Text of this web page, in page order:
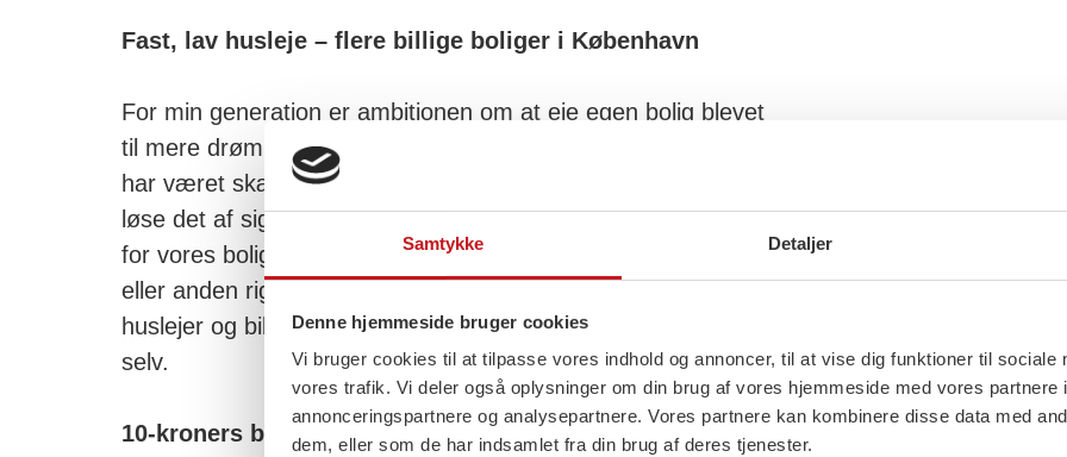
Samtykke Detaljer
Denne hjemmeside bruger cookies
Vi bruger cookies til at tilpasse vores indhold og annoncer, til at vise dig funktioner til sociale
vores trafik. Vi deler også oplysninger om din brug af vores hjemmeside med vores partnere
annonceringspartnere og analysepartnere. Vores partnere kan kombinere disse data med
dem, eller som de har indsamlet fra din brug af deres tjenester.
Fast, lav husleje – flere billige boliger i København
For min generation er ambitionen om at eje egen bolig blevet
til mere drøm end ambition. Det københavnske boligmarked
har været skævt i mange år nu. Markedet kommer ikke til at
løse det af sig selv. Vi skal smide kapitalfondene ud af byen,
for vores boliger er først og fremmest vores hjem – ikke en
eller anden rigmands lukrative aktie. Det vil skabe lavere
huslejer og billigere priser for førstegangskøbere som mig
selv.
10-kroners billet til offentlig transport